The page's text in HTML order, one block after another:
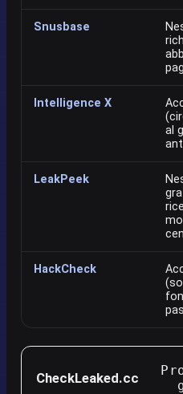
Snusbase
Intelligence X
al
LeakPeek
HackCheck
CheckLeaked.cc